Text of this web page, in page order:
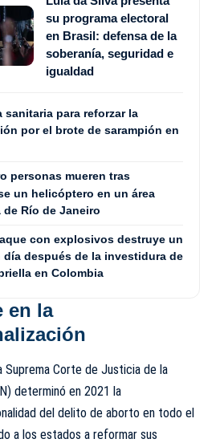
su programa electoral
en Brasil: defensa de la
soberanía, seguridad e
igualdad
sanitaria para reforzar la
por el brote de sarampión en
personas mueren tras
un helicóptero en un área
de Río de Janeiro
con explosivos destruye un
día después de la investidura de
en Colombia
en la
Suprema Corte de Justicia de la
determinó en 2021 la
del delito de aborto en todo el
a los estados a reformar sus